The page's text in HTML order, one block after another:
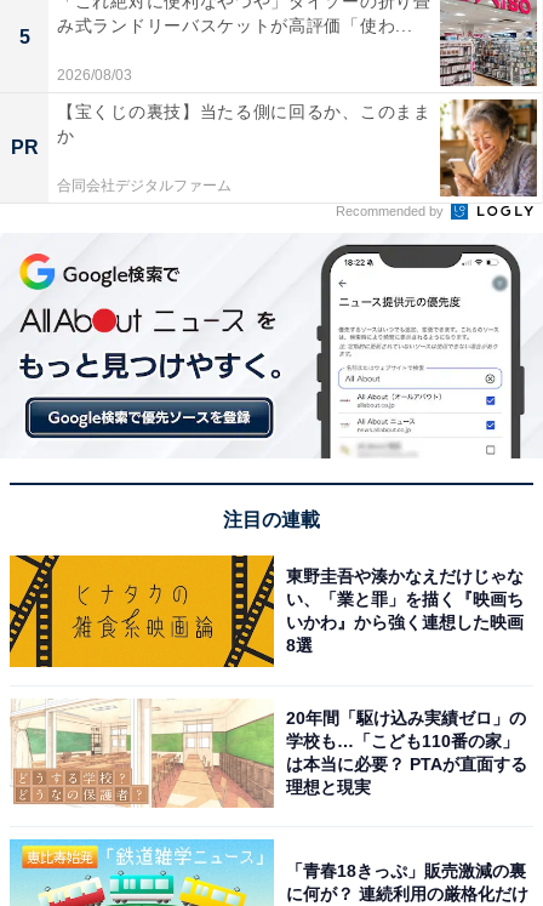
【今日チェックしたい】Boseの人気商品5選
Bose「QuietComfort Ultra Earbuds（第2世代）」
Bose QuietComfort Ultra Earbuds (第2世代) ワイヤレス
ノイズキャンセリング Bluetooth イヤホン 最長6時間連
続再生 IPX4規格準拠 イマーシブオーディオ 迫力の重低音
ブラック
Amazonで見る
5
み式ランドリーバスケットが高評価「使わ...
2026/08/03
PR
【宝くじの裏技】当たる側に回るか、このまま
か
合同会社デジタルファーム
Recommended by
注目の連載
東野圭吾や湊かなえだけじゃな
い、「業と罪」を描く『映画ち
いかわ』から強く連想した映画
8選
20年間「駆け込み実績ゼロ」の
学校も…「こども110番の家」
は本当に必要？ PTAが直面する
理想と現実
「青春18きっぷ」販売激減の裏
に何が？ 連続利用の厳格化だけ